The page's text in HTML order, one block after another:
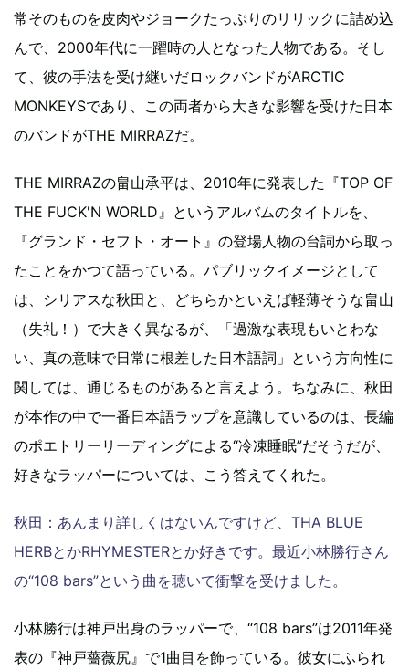
常そのものを皮肉やジョークたっぷりのリリックに詰め込
んで、2000年代に一躍時の人となった人物である。そし
て、彼の手法を受け継いだロックバンドがARCTIC
MONKEYSであり、この両者から大きな影響を受けた日本
のバンドがTHE MIRRAZだ。
THE MIRRAZの畠山承平は、2010年に発表した『TOP OF
THE FUCK'N WORLD』というアルバムのタイトルを、
『グランド・セフト・オート』の登場人物の台詞から取っ
たことをかつて語っている。パブリックイメージとして
は、シリアスな秋田と、どちらかといえば軽薄そうな畠山
（失礼！）で大きく異なるが、「過激な表現もいとわな
い、真の意味で日常に根差した日本語詞」という方向性に
関しては、通じるものがあると言えよう。ちなみに、秋田
が本作の中で一番日本語ラップを意識しているのは、長編
のポエトリーリーディングによる“冷凍睡眠”だそうだが、
好きなラッパーについては、こう答えてくれた。
秋田：あんまり詳しくはないんですけど、THA BLUE
HERBとかRHYMESTERとか好きです。最近小林勝行さん
の“108 bars”という曲を聴いて衝撃を受けました。
小林勝行は神戸出身のラッパーで、“108 bars”は2011年発
表の『神戸薔薇尻』で1曲目を飾っている。彼女にふられ